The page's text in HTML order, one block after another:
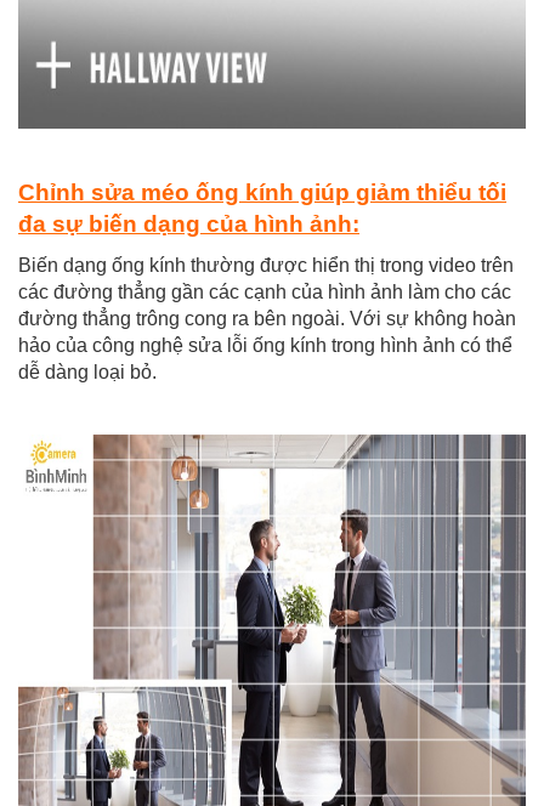
Chỉnh sửa méo ống kính giúp giảm thiểu tối
đa sự biến dạng của hình ảnh:
Biến dạng ống kính thường được hiển thị trong video trên
các đường thẳng gần các cạnh của hình ảnh làm cho các
đường thẳng trông cong ra bên ngoài. Với sự không hoàn
hảo của công nghệ sửa lỗi ống kính trong hình ảnh có thể
dễ dàng loại bỏ.